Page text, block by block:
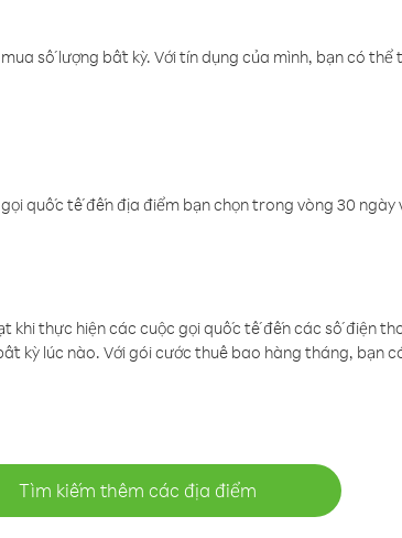
số lượng bất kỳ. Với tín dụng của mình, bạn có thể
quốc tế đến địa điểm bạn chọn trong vòng 30 ngày
thực hiện các cuộc gọi quốc tế đến các số điện
kỳ lúc nào. Với gói cước thuê bao hàng tháng, bạn
Tìm kiếm thêm các địa điểm